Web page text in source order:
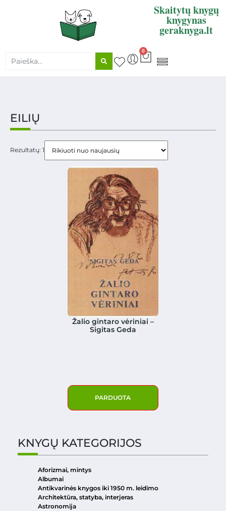
Skaitytų knygų
knygynas
geraknyga.lt
0
EILIŲ
Rezultatų: 1
Žalio gintaro vėriniai –
Sigitas Geda
PARDUOTA
KNYGŲ KATEGORIJOS
Aforizmai, mintys
Albumai
Antikvarinės knygos iki 1950 m. leidimo
Architektūra, statyba, interjeras
Astronomija